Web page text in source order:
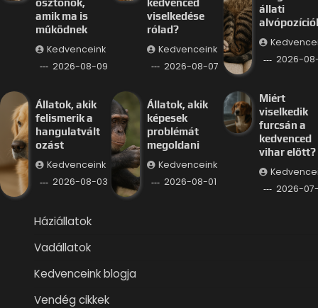
amik ma is
működnek
Kedvenceink
2026-08-09
viselkedése
rólad?
Kedvenceink
2026-08-07
állati
2026-
Állatok, akik
felismerik a
hangulatvált
ozást
Kedvenceink
2026-08-03
Állatok, akik
képesek
problémát
megoldani
Kedvenceink
2026-08-01
Miért
viselkedik
furcsán a
kedvenced
vihar előtt?
2026-
Háziállatok
Vadállatok
Kedvenceink blogja
Vendég cikkek